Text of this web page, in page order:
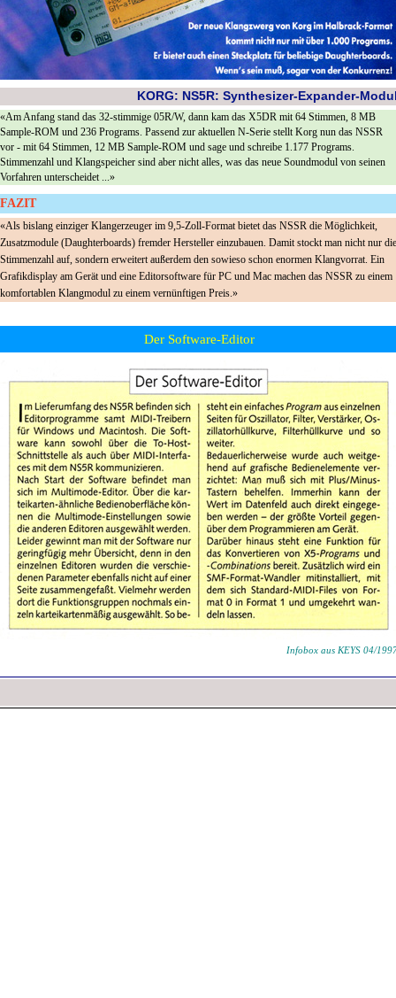
KORG: NS5R: Synthesizer-Expander-
«Am Anfang stand das 32-stimmige 05R/W, dann kam das X5DR mit 64 Stimmen, 8 MB
Sample-ROM und 236 Programs. Passend zur aktuellen N-Serie stellt Korg nun das NSSR
vor - mit 64 Stimmen, 12 MB Sample-ROM und sage und schreibe 1.177 Programs.
Stimmenzahl und Klangspeicher sind aber nicht alles, was das neue Soundmodul von seinen
Vorfahren unterscheidet ...»
FAZIT
«Als bislang einziger Klangerzeuger im 9,5-Zoll-Format bietet das NSSR die Möglichkeit,
Zusatzmodule (Daughterboards) fremder Hersteller einzubauen. Damit stockt man nicht nur die
Stimmenzahl auf, sondern erweitert außerdem den sowieso schon enormen Klangvorrat. Ein
Grafikdisplay am Gerät und eine Editorsoftware für PC und Mac machen das NSSR zu einem
komfortablen Klangmodul zu einem vernünftigen Preis.»
Der Software-Editor
Infobox aus KEYS 04/